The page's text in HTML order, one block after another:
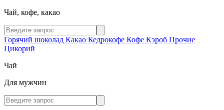
Чай, кофе, какао
Горячий шоколад Какао Кедрокофе Кофе Кэроб Прочие
Цикорий
Чай
Для мужчин